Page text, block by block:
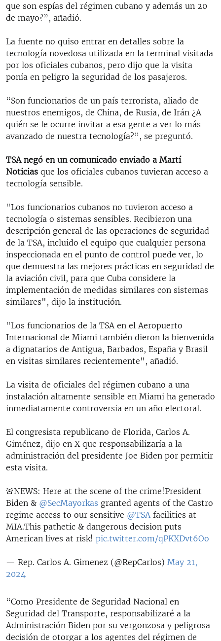
que son espías del régimen cubano y además un 20
de mayo?”, añadió.
La fuente no quiso entrar en detalles sobre la
tecnología novedosa utilizada en la terminal visitada
por los oficiales cubanos, pero dijo que la visita
ponía en peligro la seguridad de los pasajeros.
“Son funcionarios de un país terrorista, aliado de
nuestros enemigos, de China, de Rusia, de Irán ¿A
quién se le ocurre invitar a esa gente a ver lo más
avanzado de nuestra tecnología?”, se preguntó.
TSA negó en un comunicado enviado a Martí
Noticias que los oficiales cubanos tuvieran acceso a
tecnología sensible.
"Los funcionarios cubanos no tuvieron acceso a
tecnología o sistemas sensibles. Recibieron una
descripción general de las operaciones de seguridad
de la TSA, incluido el equipo que cualquier persona
inspeccionada en el punto de control puede ver, lo
que demuestra las mejores prácticas en seguridad de
la aviación civil, para que Cuba considere la
implementación de medidas similares con sistemas
similares", dijo la institución.
"Los funcionarios de la TSA en el Aeropuerto
Internacional de Miami también dieron la bienvenida
a dignatarios de Antigua, Barbados, España y Brasil
en visitas similares recientemente", añadió.
La visita de oficiales del régimen cubano a una
instalación altamente sensible en Miami ha generado
inmediatamente controversia en un año electoral.
El congresista republicano de Florida, Carlos A.
Giménez, dijo en X que responsabilizaría a la
administración del presidente Joe Biden por permitir
esta visita.
🚨NEWS: Here at the scene of the crime!President
Biden & @SecMayorkas granted agents of the Castro
regime access to our sensitive @TSA facilities at
MIA.This pathetic & dangerous decision puts
American lives at risk! pic.twitter.com/qPKXDvt6Oo
— Rep. Carlos A. Gimenez (@RepCarlos) May 21,
2024
“Como Presidente de Seguridad Nacional en
Seguridad del Transporte, responsabilizaré a la
Administración Biden por su vergonzosa y peligrosa
decisión de otorgar a los agentes del régimen de